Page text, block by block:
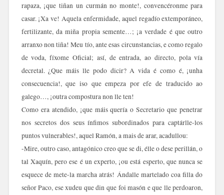
rapaza, ¡que tiñan un curmán no monte!, convencéronme para
casar. ¡Xa ve! Aquela enfermidade, aquel regadío extemporáneo,
fertilizante, da miña propia semente…; ¡a verdade é que outro
arranxo non tiña! Meu tío, ante esas circunstancias, e como regalo
de voda, fíxome Oficial; así, de entrada, ao directo, pola vía
decretal. ¿Que máis lle podo dicir? A vida é como é, ¡unha
consecuencia!, que iso que empeza por efe de traducido ao
galego…, ¡outra compostura non lle ten!
Como era atendido, ¡que máis quería o Secretario que penetrar
nos secretos dos seus ínfimos subordinados para captárlle-los
puntos vulnerables!, aquel Ramón, a mais de arar, acadullou:
-Mire, outro caso, antagónico creo que se di, élle o dese perillán, o
tal Xaquín, pero ese é un experto, ¡ou está esperto, que nunca se
esquece de mete-la marcha atrás! Ándalle martelado coa filla do
señor Paco, ese xudeu que din que foi masón e que lle perdoaron,